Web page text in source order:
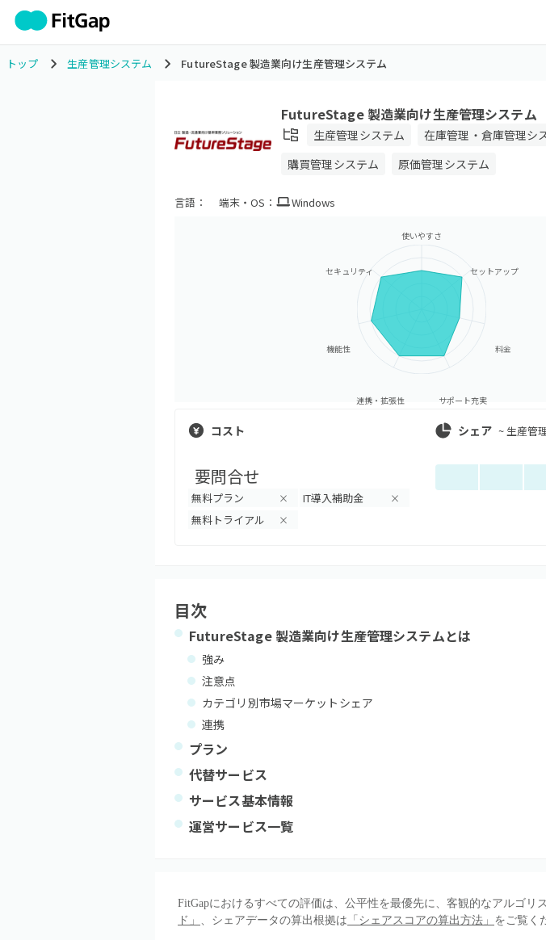
トップ 生産管理システム FutureStage 製造業向け生産管理システム
FutureStage 製造業向け生産管理システム
生産管理システム 在庫管理・倉庫管理シ
購買管理システム
原価管理システム
言語： 端末・OS： Windows
使いやすさ
セットアップ
料金
サポート充実
連携・拡張性
機能性
セキュリティ
コスト
要問合せ
無料プラン × IT導入補助金 ×
無料トライアル ×
シェア ~ 生産管
目次
FutureStage 製造業向け生産管理システムとは
強み
注意点
カテゴリ別市場マーケットシェア
連携
プラン
代替サービス
サービス基本情報
運営サービス一覧
FitGapにおけるすべての評価は、公平性を最優先に、客観的なアルゴリ
ド」 、シェアデータの算出根拠は 「シェアスコアの算出方法」 をご覧く